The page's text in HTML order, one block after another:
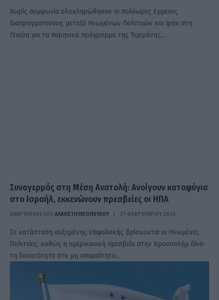
Χωρίς συμφωνία ολοκληρώθηκαν οι πολύωρες έμμεσες
διαπραγματεύσεις μεταξύ Ηνωμένων Πολιτειών και Ιράν στη
Γενεύη για το πυρηνικό πρόγραμμα της Τεχεράνης,…
Συναγερμός στη Μέση Ανατολή: Ανοίγουν καταφύγια
στο Ισραήλ, εκκενώνουν πρεσβείες οι ΗΠΑ
ΑΝΑΡΤΗΘΗΚΕ ΑΠΟ ΆΛΚΗΣΤΗ ΓΑΤΟΠΟΎΛΟΥ 27 ΦΕΒΡΟΥΑΡΊΟΥ 2026
Σε κατάσταση αυξημένης επιφυλακής βρίσκονται οι Ηνωμένες
Πολιτείες, καθώς η αμερικανική πρεσβεία στην Ιερουσαλήμ δίνει
τη δυνατότητα στο μη απαραίτητο…